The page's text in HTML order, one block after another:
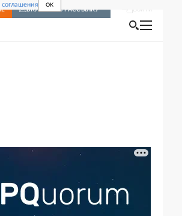
соглашения OK
ВКЛЮЧИТЬ РАССЫЛКУ